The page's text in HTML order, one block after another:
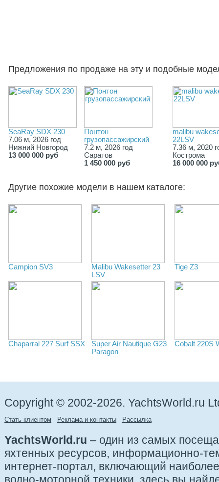
Предложения по продаже на эту и подобные
SeaRay SDX 230
7.06 м, 2026 год
Нижний Новгород
13 000 000 руб
Понтон
грузопассажирский
7.2 м, 2026 год
Саратов
1 450 000 руб
malibu
22LSV
7.36 м, 2020
Кострома
16 000 000
Другие похожие модели в нашем каталоге:
Campion SV3
Malibu Wakesetter 23
LSV
Tige Z3
Chaparral 227 Surf SSX
Super Air Nautique G23
Paragon
Cobalt 220S
Copyright © 2002-2026. YachtsWorld.ru
Стать клиентом Реклама и контакты Рассылка
YachtsWorld.ru – один из самых
яхтенных ресурсов, информационно-
интернет-портал, включающий